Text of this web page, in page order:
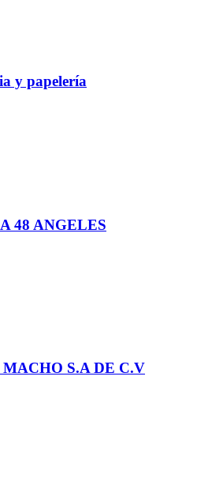
y papelería
48 ANGELES
S.A DE C.V